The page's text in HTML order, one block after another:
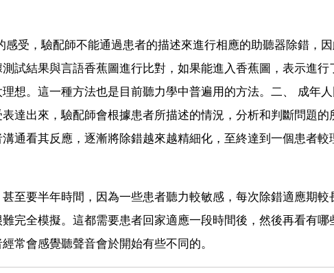
受，驗配師不能通過患者的描述來進行相應的助聽器除錯，因
試結果與言語香蕉圖進行比對，如果能進入香蕉圖，表示進行
想。這一種方法也是目前聽力學中普遍用的方法。二、 成年
達出來，驗配師會根據患者所描述的情況，分析和判斷問題的
通看其反應，逐漸將除錯越來越精細化，至終達到一個患者較
至要半年時間，因為一些患者聽力較敏感，每次除錯適應期較
完全模擬。這都需要患者回家適應一段時間後，然後再看有哪
常會感覺聽聲音會於開始有些不同的。